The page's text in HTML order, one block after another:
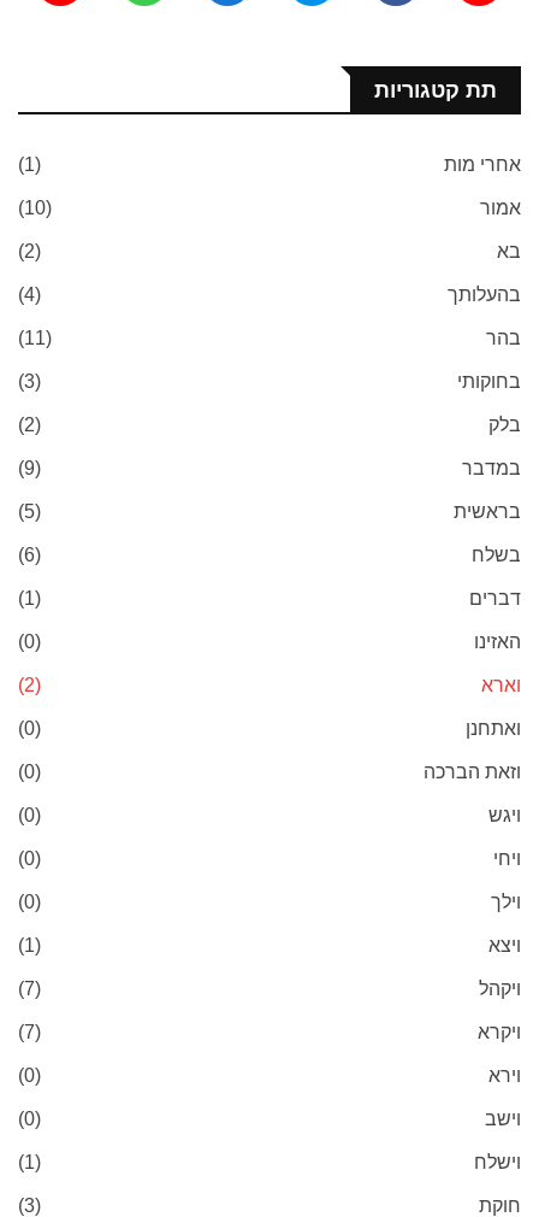
תת קטגוריות
אחרי מות (1)
אמור (10)
בא (2)
בהעלותך (4)
בהר (11)
בחוקותי (3)
בלק (2)
במדבר (9)
בראשית (5)
בשלח (6)
דברים (1)
האזינו (0)
וארא (2)
ואתחנן (0)
וזאת הברכה (0)
ויגש (0)
ויחי (0)
וילך (0)
ויצא (1)
ויקהל (7)
ויקרא (7)
וירא (0)
וישב (0)
וישלח (1)
חוקת (3)